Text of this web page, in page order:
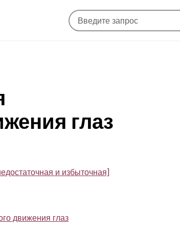
глаз
и избыточная]
движения глаз